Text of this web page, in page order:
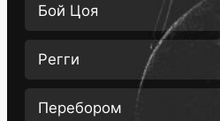
Бой Цоя
Регги
Перебором